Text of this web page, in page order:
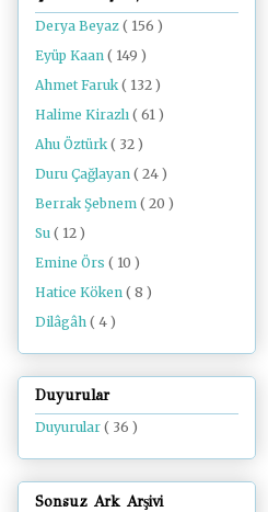
Derya Beyaz ( 156 )
Eyüp Kaan ( 149 )
Ahmet Faruk ( 132 )
Halime Kirazlı ( 61 )
Ahu Öztürk ( 32 )
Duru Çağlayan ( 24 )
Berrak Şebnem ( 20 )
Su ( 12 )
Emine Örs ( 10 )
Hatice Köken ( 8 )
Dilâgâh ( 4 )
Duyurular
Duyurular ( 36 )
Sonsuz Ark Arşivi